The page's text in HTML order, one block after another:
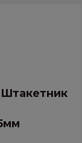
Штакетник